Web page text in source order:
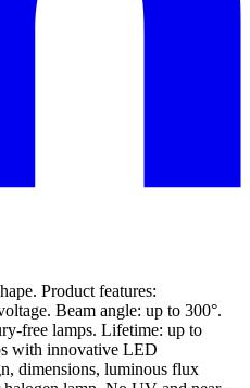
Product features:
Beam angle: up to 300°.
free lamps. Lifetime: up to
with innovative LED
dimensions, luminous flux